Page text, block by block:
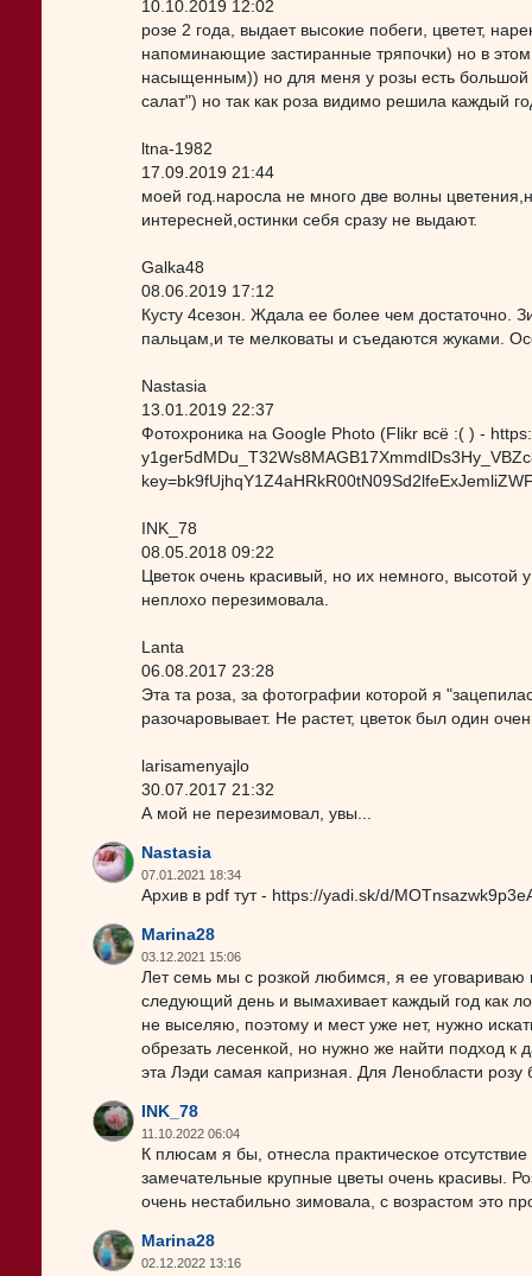
10.10.2019 12:02
розе 2 года, выдает высокие побеги, цветет,
напоминающие застиранные тряпочки) но в
насыщенным)) но для меня у розы есть большой
салат") но так как роза видимо решила каждый
ltna-1982
17.09.2019 21:44
моей год.наросла не много две волны
интересней,остинки себя сразу не выдают.
Galka48
08.06.2019 17:12
Кусту 4сезон. Ждала ее более чем достаточно.
пальцам,и те мелковаты и съедаются жуками.
Nastasia
13.01.2019 22:37
Фотохроника на Google Photo (Flikr всё :( ) -
INK_78
08.05.2018 09:22
Цветок очень красивый, но их немного,
неплохо перезимовала.
Lanta
06.08.2017 23:28
Эта та роза, за фотографии которой я
разочаровывает. Не растет, цветок был один
larisamenyajlo
30.07.2017 21:32
А мой не перезимовал, увы...
Nastasia
07.01.2021 18:34
Архив в pdf тут - https://yadi.sk/d/
Marina28
03.12.2021 15:06
Лет семь мы с розкой любимся, я ее уговариваю
следующий день и вымахивает каждый год как
не выселяю, поэтому и мест уже нет, нужно
обрезать лесенкой, но нужно же найти подход
эта Лэди самая капризная. Для Ленобласти
INK_78
11.10.2022 06:04
К плюсам я бы, отнесла практическое
замечательные крупные цветы очень красивы.
очень нестабильно зимовала, с возрастом это
Marina28
02.12.2022 13:16